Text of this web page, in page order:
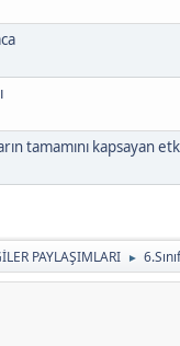
tamamını kapsayan
PAYLAŞIMLARI ►